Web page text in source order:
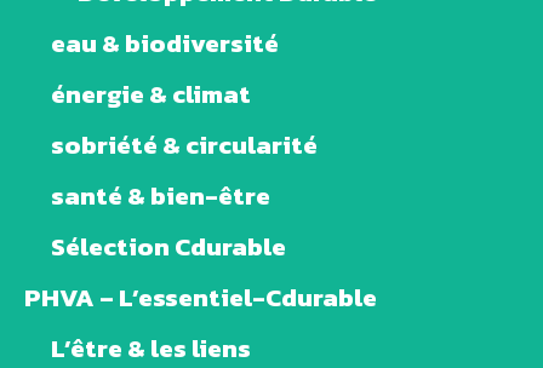
eau & biodiversité
énergie & climat
sobriété & circularité
santé & bien-être
Sélection Cdurable
PHVA – L’essentiel-Cdurable
L’être & les liens